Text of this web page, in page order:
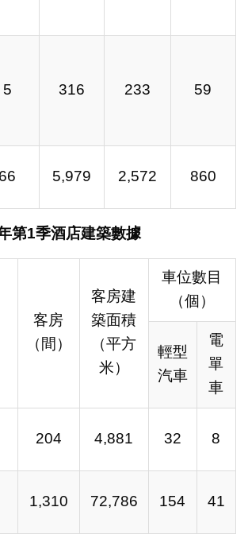
5 316 233 59
66 5,979 2,572 860
第1季酒店建築數據
客房
（間）
客房建
築面積
（平方
米）
車位數目
（個）
輕型
汽車
電
單
車
204 4,881 32 8
1,310 72,786 154 41